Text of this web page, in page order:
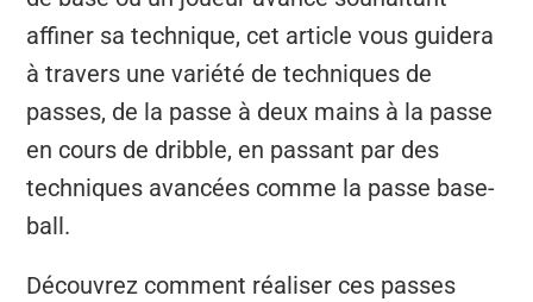
affiner sa technique, cet article vous guidera
à travers une variété de techniques de
passes, de la passe à deux mains à la passe
en cours de dribble, en passant par des
techniques avancées comme la passe base-
ball.
Découvrez comment réaliser ces passes